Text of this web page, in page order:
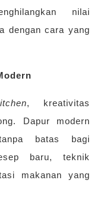
nilai
dengan cara yang
, kreativitas
Dapur modern
batas bagi
baru, teknik
makanan yang